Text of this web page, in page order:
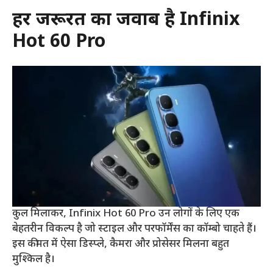
हर जरूरत का जवाब है Infinix
Hot 60 Pro
कुल मिलाकर, Infinix Hot 60 Pro उन लोगों के लिए एक
बेहतरीन विकल्प है जो स्टाइल और परफॉर्मेंस का कॉम्बो चाहते हैं।
इस कीमत में ऐसा डिस्प्ले, कैमरा और प्रोसेसर मिलना बहुत
मुश्किल है।